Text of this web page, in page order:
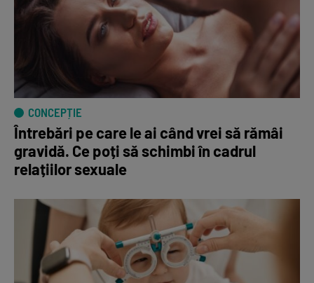
CONCEPȚIE
Întrebări pe care le ai când vrei să rămâi
gravidă. Ce poți să schimbi în cadrul
relațiilor sexuale